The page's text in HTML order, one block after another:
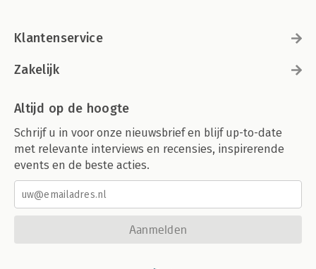
Klantenservice
Zakelijk
Altijd op de hoogte
Schrijf u in voor onze nieuwsbrief en blijf up-to-date
met relevante interviews en recensies, inspirerende
events en de beste acties.
Aanmelden